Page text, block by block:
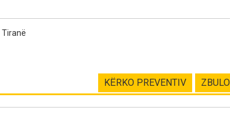
Tiranë
ZBULO
KËRKO PREVENTIV